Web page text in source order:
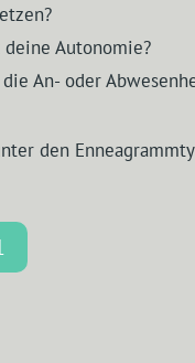
Autonomie?
An- oder
den